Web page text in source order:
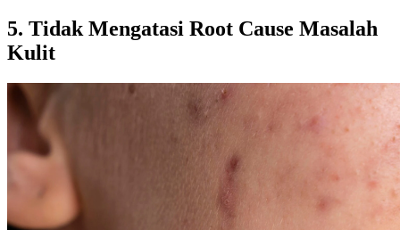
5. Tidak Mengatasi Root Cause Masalah
Kulit